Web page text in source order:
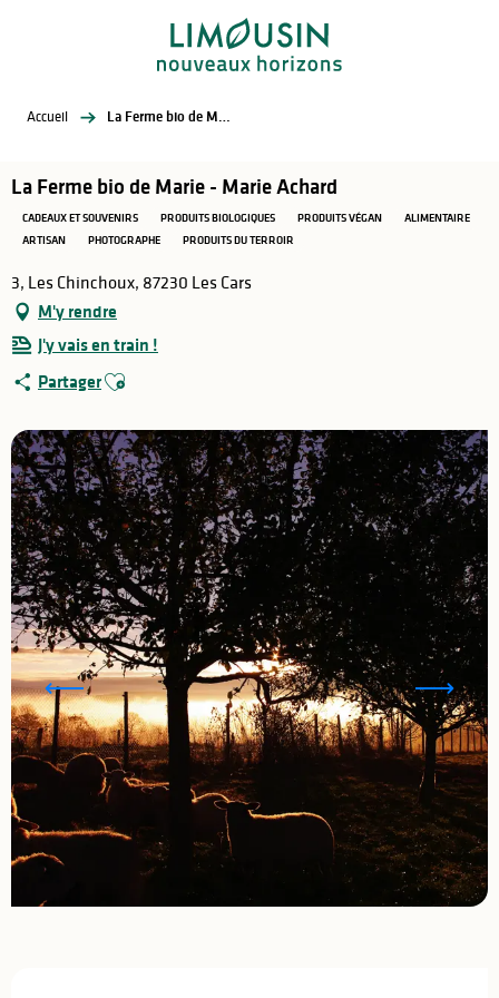
Accueil La Ferme bio de Marie - Marie Achard
La Ferme bio de Marie - Marie Achard
CADEAUX ET SOUVENIRS PRODUITS BIOLOGIQUES PRODUITS VÉGAN
ALIMENTAIRE
ARTISAN
PHOTOGRAPHE PRODUITS DU TERROIR
3, Les Chinchoux, 87230 Les Cars
M'y rendre
J'y vais en train !
PartagerAjouter aux favoris